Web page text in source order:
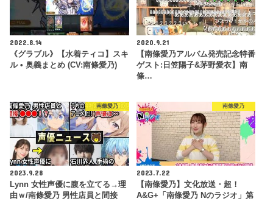
2022.8.14
《グラブル》【水着ティコ】スキ
ル • 奥義まとめ (CV:南條愛乃)
2020.9.21
【南條愛乃アルバム発売記念特番
ゲスト:日笠陽子&茅野愛衣】南
條…
南條愛乃
2023.9.28
Lynn 女性声優に腹を立てる→理
由ｗ/南條愛乃 男性店員と間接
南條愛乃
2023.7.22
【南條愛乃】文化放送・超！
A&G+「南條愛乃 Nのラジオ」第